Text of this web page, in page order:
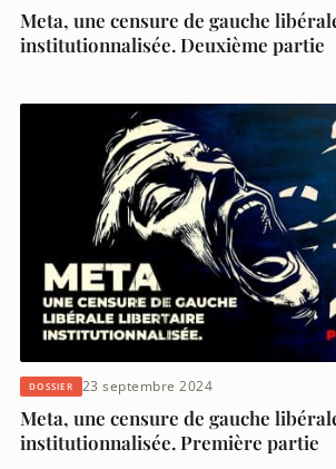
Meta, une censure de gauche
institutionnalisée. Deuxième partie
DOSSIER 23 septembre 2024
Meta, une censure de gauche
institutionnalisée. Première partie